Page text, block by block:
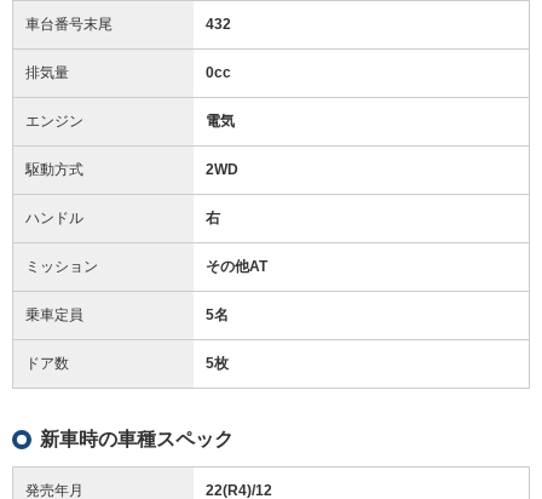
車台番号末尾 432
排気量 0cc
エンジン 電気
駆動方式 2WD
ハンドル 右
ミッション その他AT
乗車定員 5名
ドア数 5枚
新車時の車種スペック
発売年月 22(R4)/12